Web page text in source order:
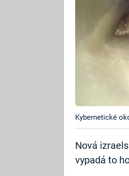
Kybernetické
Nová
vypadá to